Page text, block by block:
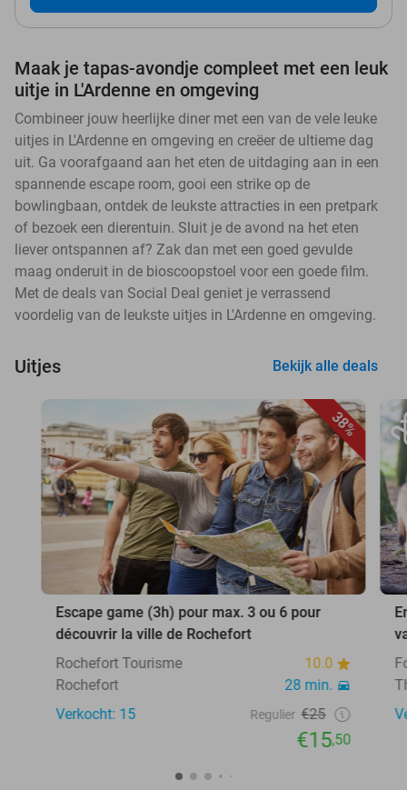
Maak je tapas-avondje compleet met een leuk
uitje in L'Ardenne en omgeving
Combineer jouw heerlijke diner met een van de vele leuke
uitjes in L'Ardenne en omgeving en creëer de ultieme dag
uit. Ga voorafgaand aan het eten de uitdaging aan in een
spannende escape room, gooi een strike op de
bowlingbaan, ontdek de leukste attracties in een pretpark
of bezoek een dierentuin. Sluit je de avond na het eten
liever ontspannen af? Zak dan met een goed gevulde
maag onderuit in de bioscoopstoel voor een goede film.
Met de deals van Social Deal geniet je verrassend
voordelig van de leukste uitjes in L'Ardenne en omgeving.
Uitjes Bekijk alle deals
38%
Escape game (3h) pour max. 3 ou 6 pour
découvrir la ville de Rochefort
Rochefort Tourisme
10.0
Rochefort
28 min.
Verkocht: 15
Regulier €25
€15,50